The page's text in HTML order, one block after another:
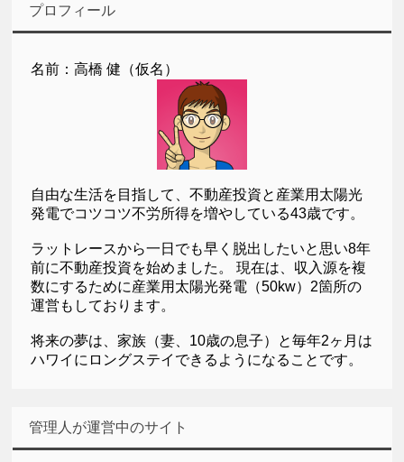
プロフィール
名前：高橋 健（仮名）
自由な生活を目指して、不動産投資と産業用太陽光
発電でコツコツ不労所得を増やしている43歳です。
ラットレースから一日でも早く脱出したいと思い8年
前に不動産投資を始めました。 現在は、収入源を複
数にするために産業用太陽光発電（50kw）2箇所の
運営もしております。
将来の夢は、家族（妻、10歳の息子）と毎年2ヶ月は
ハワイにロングステイできるようになることです。
管理人が運営中のサイト